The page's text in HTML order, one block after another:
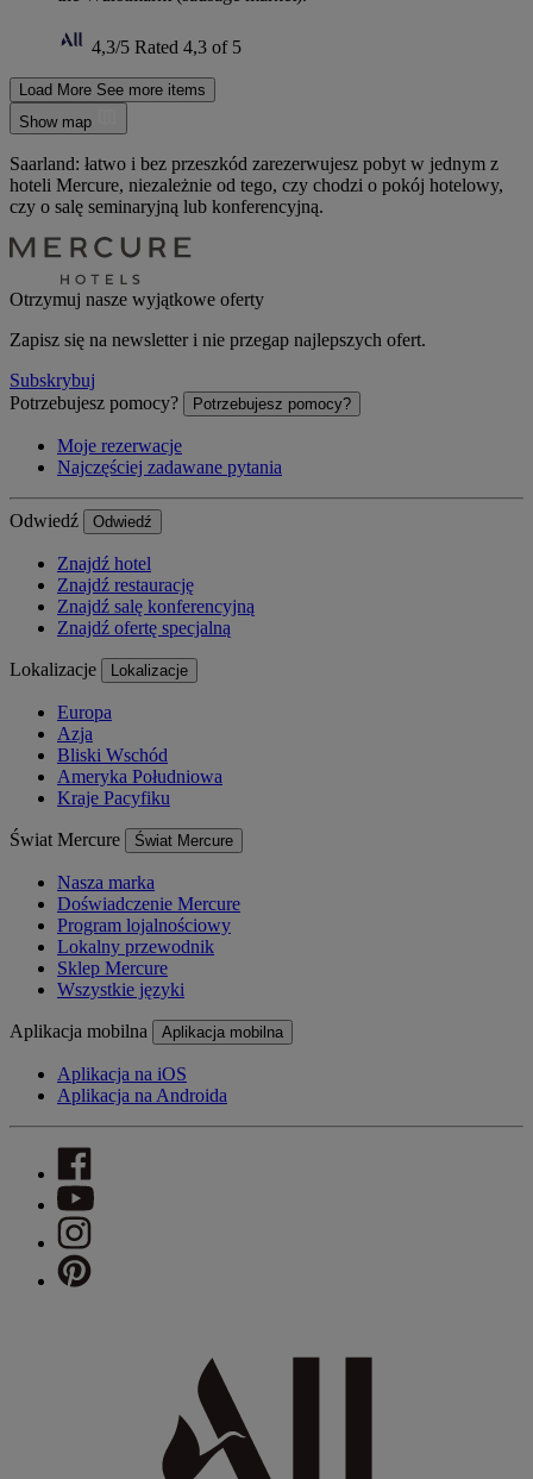
4,3/5 Rated 4,3 of 5
Load More See more items
Show map
Saarland: łatwo i bez przeszkód zarezerwujesz pobyt w jednym z
hoteli Mercure, niezależnie od tego, czy chodzi o pokój hotelowy,
czy o salę seminaryjną lub konferencyjną.
Otrzymuj nasze wyjątkowe oferty
Zapisz się na newsletter i nie przegap najlepszych ofert.
Subskrybuj
Potrzebujesz pomocy?
Potrzebujesz pomocy?
Moje rezerwacje
Najczęściej zadawane pytania
Odwiedź Odwiedź
Znajdź hotel
Znajdź restaurację
Znajdź salę konferencyjną
Znajdź ofertę specjalną
Lokalizacje Lokalizacje
Europa
Azja
Bliski Wschód
Ameryka Południowa
Kraje Pacyfiku
Świat Mercure Świat Mercure
Nasza marka
Doświadczenie Mercure
Program lojalnościowy
Lokalny przewodnik
Sklep Mercure
Wszystkie języki
Aplikacja mobilna Aplikacja mobilna
Aplikacja na iOS
Aplikacja na Androida